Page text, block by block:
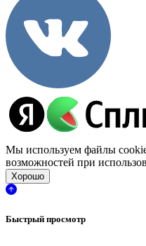
Мы используем файлы
возможностей при
Хорошо
Быстрый просмотр